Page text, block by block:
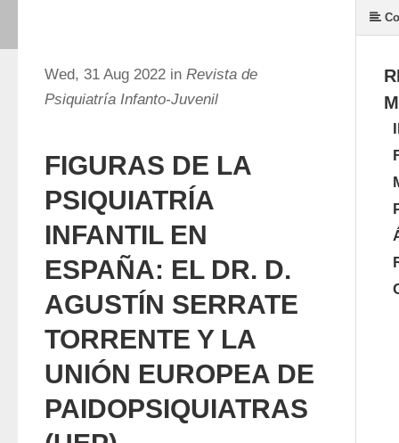
Wed, 31 Aug 2022 in Revista de
Psiquiatría Infanto-Juvenil
FIGURAS DE LA
PSIQUIATRÍA
INFANTIL EN
ESPAÑA: EL DR. D.
AGUSTÍN SERRATE
TORRENTE Y LA
UNIÓN EUROPEA DE
PAIDOPSIQUIATRAS